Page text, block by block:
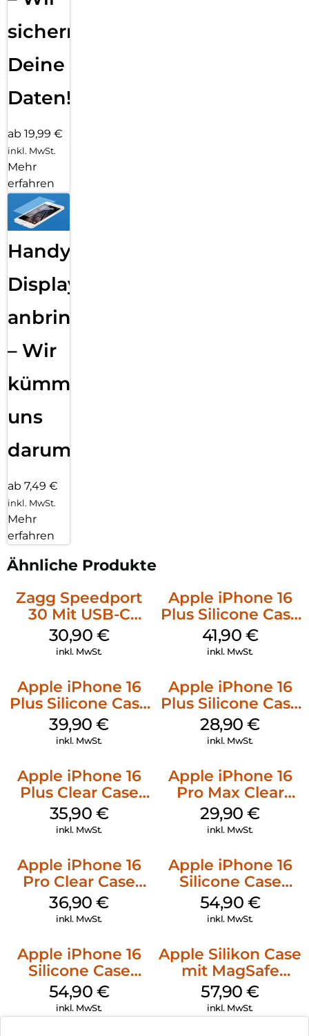
sichern
Deine
Daten!
ab 19,99 €
inkl. MwSt.
Mehr
erfahren
Handy
Displayfolie
anbringen
– Wir
kümmern
uns
darum!
ab 7,49 €
inkl. MwSt.
Mehr
erfahren
Ähnliche Produkte
Zagg Speedport
30 Mit USB-C
Kabel Weiß
30,90 €
inkl. MwSt.
Apple iPhone 16
Plus Silicone Case
MagSafe Stone
Gray
41,90 €
inkl. MwSt.
Apple iPhone 16
Plus Silicone Case
MagSafe Plum
39,90€
inkl. MwSt.
Apple iPhone 16
Plus Silicone Case
MagSafe Black
28,90€
inkl. MwSt.
Apple iPhone 16
Plus Clear Case
MagSafe
Transparent
35,90 €
inkl. MwSt.
Apple iPhone 16
Pro Max Clear
Case MagSafe
Transparent
29,90€
inkl. MwSt.
Apple iPhone 16
Pro Clear Case
MagSafe
Transparent
36,90€
inkl. MwSt.
Apple iPhone 16
Silicone Case
MagSafe Black
54,90 €
inkl. MwSt.
Apple iPhone 16
Silicone Case
MagSafe Lake
Green
54,90 €
inkl. MwSt.
Apple Silikon Case
mit MagSafe
iPhone 14 Pro
(PRODUCT)RED
57,90€
inkl. MwSt.